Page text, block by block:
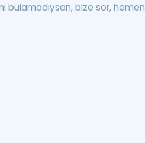
bulamadıysan, bize sor, hemen